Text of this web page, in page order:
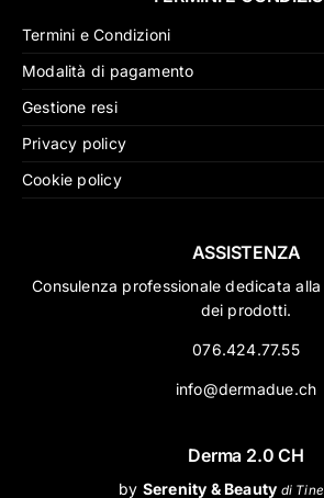
Termini e Condizioni
Modalità di pagamento
Gestione resi
Privacy policy
Cookie policy
ASSISTENZA
Consulenza professionale dedicata
dei prodotti.
076.424.77.55
info@dermadue.ch
Derma 2.0 CH
by Serenity & Beauty di